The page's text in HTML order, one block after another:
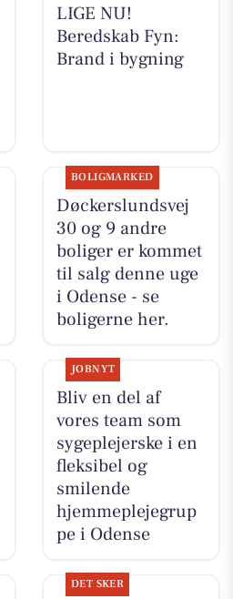
LIGE NU!
Beredskab Fyn:
Brand i bygning
BOLIGMARKED
Døckerslundsvej
30 og 9 andre
boliger er kommet
til salg denne uge
i Odense - se
boligerne her.
JOBNYT
Bliv en del af
vores team som
sygeplejerske i en
fleksibel og
smilende
hjemmeplejegrup
pe i Odense
DET SKER